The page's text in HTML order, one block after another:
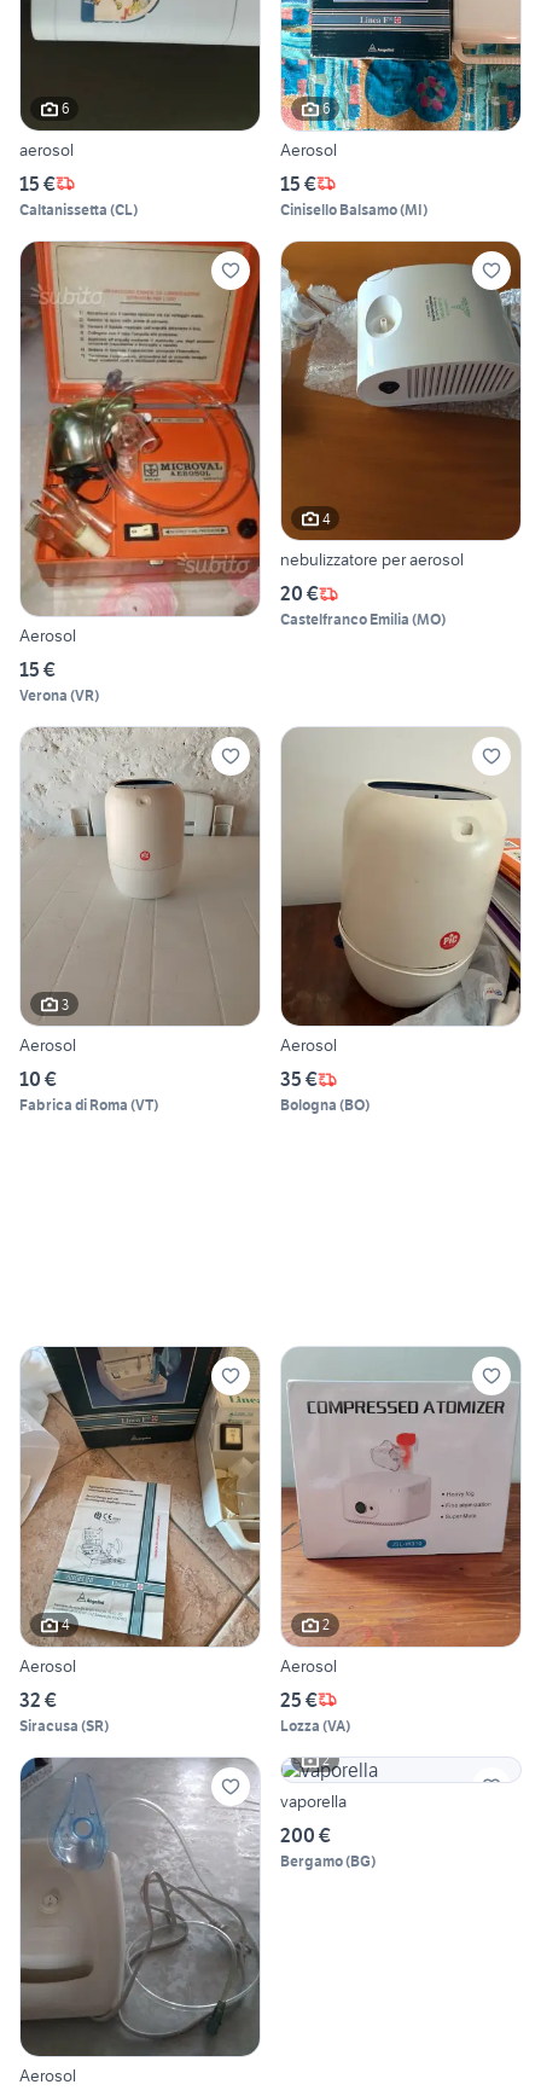
6
aerosol
15 €
Caltanissetta (CL)
6
Aerosol
15 €
Cinisello Balsamo(MI)
Aerosol
15 €
Verona (VR)
4
nebulizzatore per aerosol
20 €
Castelfranco Emilia (MO)
3
Aerosol
10 €
Fabrica di Roma (VT)
Aerosol
35 €
Bologna (BO)
4
Aerosol
32 €
Siracusa (SR)
2
Aerosol
25 €
Lozza (VA)
Aerosol
2
vaporella
200 €
Bergamo(BG)